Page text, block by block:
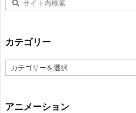
カテゴリー
テ
ー
アニメーション